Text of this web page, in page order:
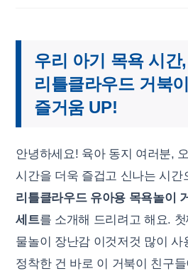
우리 아기 목욕 시간,
리틀클라우드 거북
즐거움 UP!
안녕하세요! 육아 동지 여러분,
시간을 더욱 즐겁고 신나는 시간
리틀클라우드 유아용 목욕놀이
세트를 소개해 드리려고 해요.
물놀이 장난감 이것저것 많이 사
정착한 건 바로 이 거북이 친구